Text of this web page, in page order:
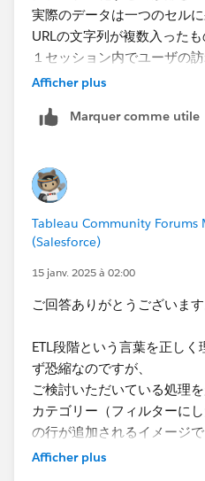
現状やっていることはいた
が、以下のやり方に現状は
で。
１．各文字列のブール値を
・[1: Apple] ⇒
・[2: Orange] ⇒
・[3: Grape] ⇒
２．パラメータ"Select Fruit"
・Value 1, Display As: Apple
・Value 3, Display As: Grape
３．以下の計算フィールド
TRUEにする。
CASE [Select Fruit]
WHEN 1 THEN [1:
WHEN 2 THEN [2:
WHEN 3 THEN [3:
実際のデータは一つのセルに
URLの文字列が複数入ったも
１セッション内でユーザの
ます。
ザ情報であり、
す）
例えば、3/14/2024 21:30
のドメインを使用する訪問
ジとaaaa.com/pineappleの
が拾えるというものです。
示することが可能です。
る"apple"や"grape"などの文
なフィルターを用意したい
メータで択一は実現してい
を更新しております。​
Afficher plus
Marquer comme utile
Tableau Community Forums
(Salesforce)
15 janv. 2025 à 02:00
ご回答ありがとうございます
ETL段階という言葉を正し
ず恐縮なのですが、
ご検討いただいている処理
カテゴリー（フィルターに
の行が追加されるイメージ
仮に上記サンプルの一行目
Afficher plus